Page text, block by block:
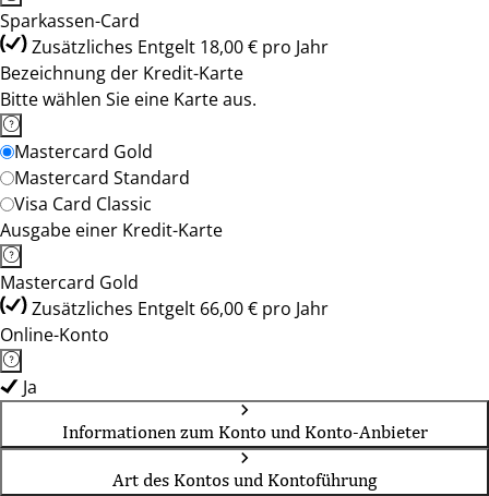
Sparkassen-Card
Zusätzliches Entgelt 18,00 € pro Jahr
Bezeichnung der Kredit-Karte
Bitte wählen Sie eine Karte aus.
Mastercard Gold
Mastercard Standard
Visa Card Classic
Ausgabe einer Kredit-Karte
Mastercard Gold
Zusätzliches Entgelt 66,00 € pro Jahr
Online-Konto
Ja
Informationen zum Konto und Konto-Anbieter
Art des Kontos und Kontoführung